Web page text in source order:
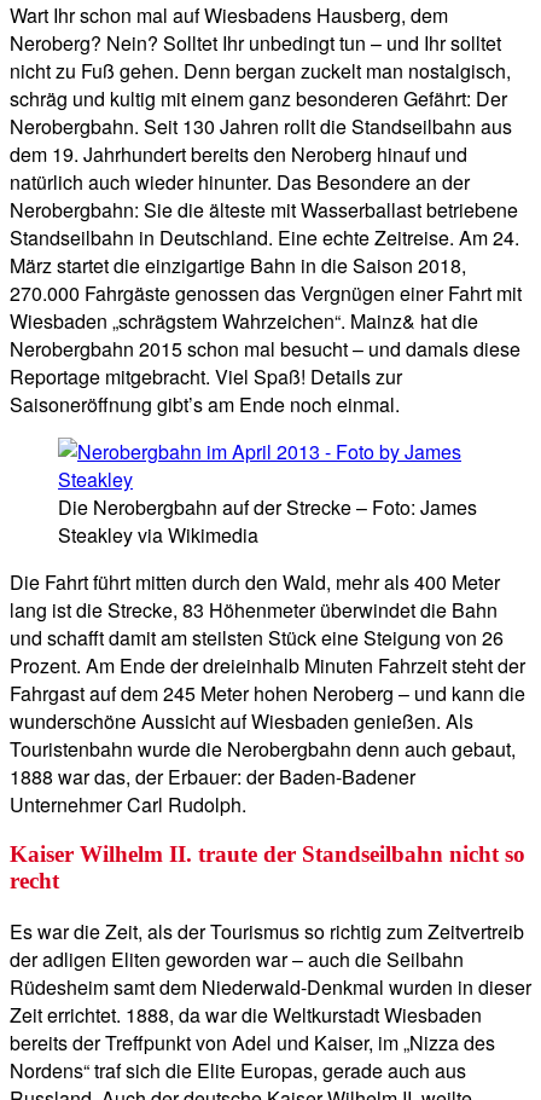
Wart Ihr schon mal auf Wiesbadens Hausberg, dem
Neroberg? Nein? Solltet Ihr unbedingt tun – und Ihr solltet
nicht zu Fuß gehen. Denn bergan zuckelt man nostalgisch,
schräg und kultig mit einem ganz besonderen Gefährt: Der
Nerobergbahn. Seit 130 Jahren rollt die Standseilbahn aus
dem 19. Jahrhundert bereits den Neroberg hinauf und
natürlich auch wieder hinunter. Das Besondere an der
Nerobergbahn: Sie die älteste mit Wasserballast betriebene
Standseilbahn in Deutschland. Eine echte Zeitreise. Am 24.
März startet die einzigartige Bahn in die Saison 2018,
270.000 Fahrgäste genossen das Vergnügen einer Fahrt mit
Wiesbaden „schrägstem Wahrzeichen“. Mainz& hat die
Nerobergbahn 2015 schon mal besucht – und damals diese
Reportage mitgebracht. Viel Spaß! Details zur
Saisoneröffnung gibt’s am Ende noch einmal.
Die Nerobergbahn auf der Strecke – Foto: James
Steakley via Wikimedia
Die Fahrt führt mitten durch den Wald, mehr als 400 Meter
lang ist die Strecke, 83 Höhenmeter überwindet die Bahn
und schafft damit am steilsten Stück eine Steigung von 26
Prozent. Am Ende der dreieinhalb Minuten Fahrzeit steht der
Fahrgast auf dem 245 Meter hohen Neroberg – und kann die
wunderschöne Aussicht auf Wiesbaden genießen. Als
Touristenbahn wurde die Nerobergbahn denn auch gebaut,
1888 war das, der Erbauer: der Baden-Badener
Unternehmer Carl Rudolph.
Kaiser Wilhelm II. traute der Standseilbahn nicht so
recht
Es war die Zeit, als der Tourismus so richtig zum Zeitvertreib
der adligen Eliten geworden war – auch die Seilbahn
Rüdesheim samt dem Niederwald-Denkmal wurden in dieser
Zeit errichtet. 1888, da war die Weltkurstadt Wiesbaden
bereits der Treffpunkt von Adel und Kaiser, im „Nizza des
Nordens“ traf sich die Elite Europas, gerade auch aus